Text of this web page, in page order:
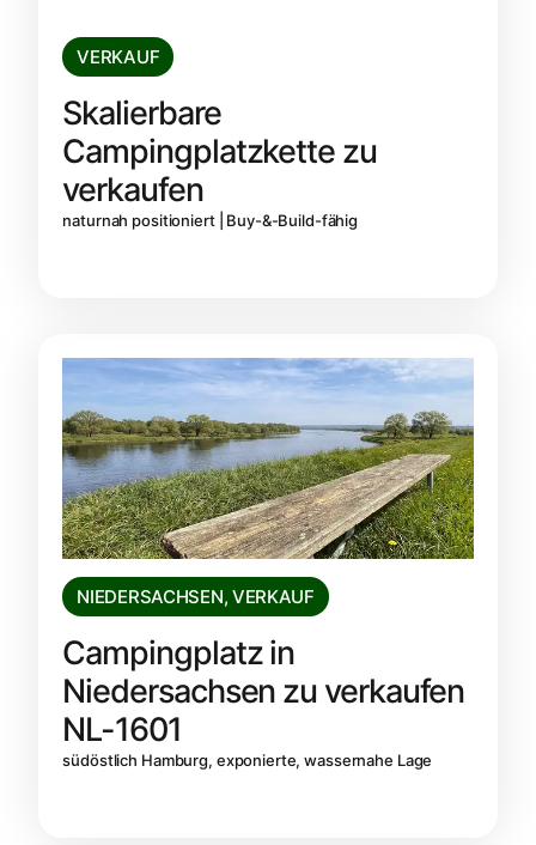
VERKAUF
Skalierbare
Campingplatzkette zu
verkaufen
naturnah positioniert | Buy-&-Build-fähig
NIEDERSACHSEN, VERKAUF
Campingplatz in
Niedersachsen zu verkaufen
NL-1601
südöstlich Hamburg, exponierte, wassernahe Lage